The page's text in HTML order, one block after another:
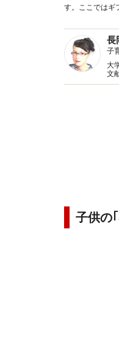
す。ここではギ
長
子
大
文
子供の